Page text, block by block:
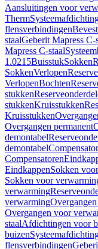
Aansluitingen voor
Therm
flensverbindingen
staalGeberit Mapress C-
Mapress C-staal
1.0215BuisstukSokken
SokkenVerlopen
VerlopenBochten
stukken
stukkenKruisstukken
Kruisstukken
Overgangen permanent
demontabel
demontabel
Compensatoren
EindkappenSokken
Sokken voor
verwarming
verwarming
Overgangen voor
staalAfdichtingen voor
buizen
flensverbindingen